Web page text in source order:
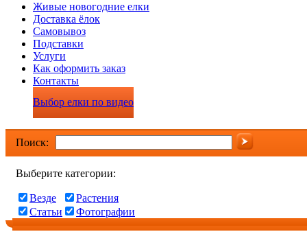
Живые новогодние елки
Доставка ёлок
Самовывоз
Подставки
Услуги
Как оформить заказ
Контакты
Выбор елки по видео
Поиск:
Выберите категории:
Везде
Растения
Статьи
Фотографии